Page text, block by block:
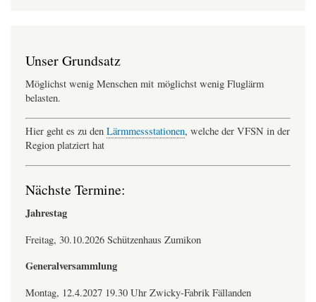
Unser Grundsatz
Möglichst wenig Menschen mit möglichst wenig Fluglärm
belasten.
Hier geht es zu den Lärmmessstationen, welche der VFSN in der
Region platziert hat
Nächste Termine:
Jahrestag
Freitag, 30.10.2026 Schützenhaus Zumikon
Generalversammlung
Montag, 12.4.2027 19.30 Uhr Zwicky-Fabrik Fällanden